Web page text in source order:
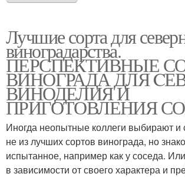
Автохтонные сорта
Лучшие сорта для
виноградарства.
ПЕРСПЕКТИВНЫЕ
ВИНОГРАДА ДЛЯ
ВИНОДЕЛИЯ И
ПРИГОТОВЛЕНИЯ
Иногда неопытные коллеги выбирают и
не из лучших сортов винограда, но
испытанное, например как у соседа.
в зависимости от своего характера и